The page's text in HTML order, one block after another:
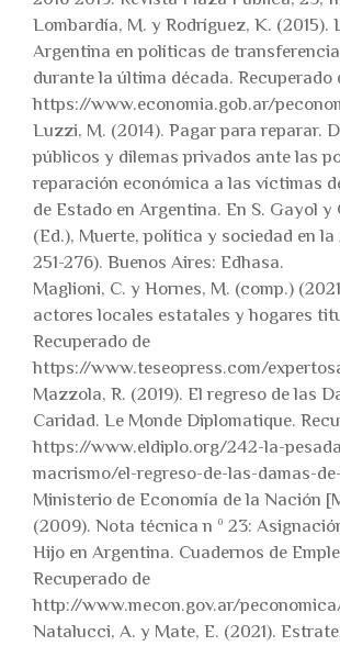
Lombardía, M. y Rodríguez, K. (2015).
Argentina en políticas de
durante la última década. Recuperado
https://www.economia.gob.ar/
Luzzi, M. (2014). Pagar para reparar.
públicos y dilemas privados ante las
reparación económica a las víctimas
de Estado en Argentina. En S. Gayol y
(Ed.), Muerte, política y sociedad en
251-276). Buenos Aires: Edhasa.
Maglioni, C. y Hornes, M. (comp.)
actores locales estatales y hogares
Recuperado de
https://www.teseopress.com/
Mazzola, R. (2019). El regreso de las
Caridad. Le Monde Diplomatique.
https://www.eldiplo.org/242-la-
macrismo/el-regreso-de-las-damas-
Ministerio de Economía de la Nación
(2009). Nota técnica n º 23:
Hijo en Argentina. Cuadernos de
Recuperado de
http://www.mecon.gov.ar/
Natalucci, A. y Mate, E. (2021).